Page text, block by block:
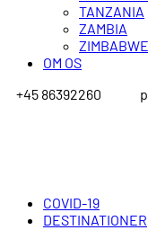
TANZANIA
ZAMBIA
ZIMBABWE
OM OS
+45 86392260
COVID-19
DESTINATIONER